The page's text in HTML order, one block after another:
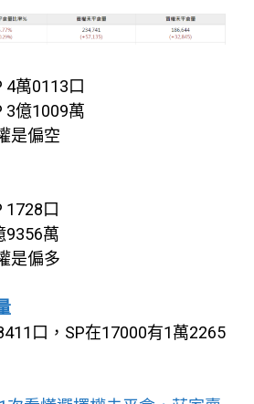
4萬0113口
3億1009萬
是偏空
1728口
9356萬
是偏多
口，SP在17000有1萬2265